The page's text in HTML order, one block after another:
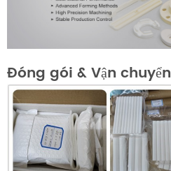
Đóng gói & Vận chuyển